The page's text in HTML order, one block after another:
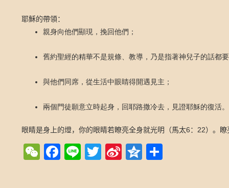
耶穌的帶領：
親身向他們顯現，挽回他們；
舊約聖經的精華不是規條、教導，乃是指著神兒子的話都
與他們同席，從生活中眼睛得開遇見主；
兩個門徒願意立時起身，回耶路撒冷去，見證耶穌的復活。
眼睛是身上的燈，你的眼睛若瞭亮全身就光明（馬太6 ： 22）。瞭
WeChat
Facebook
LineTwitterSinaQzone